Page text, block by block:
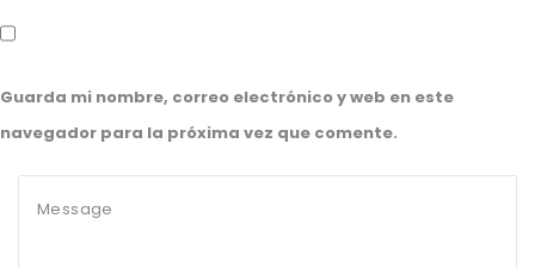
Guarda mi nombre, correo electrónico y web en este
navegador para la próxima vez que comente.